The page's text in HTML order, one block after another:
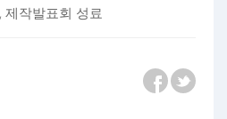
제작발표회 성료